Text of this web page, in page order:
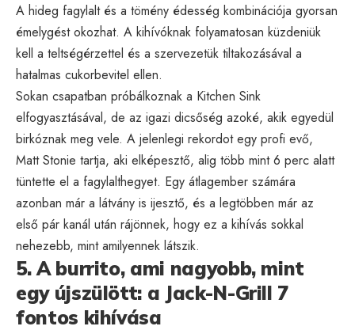
A hideg fagylalt és a tömény édesség kombinációja gyorsan
émelygést okozhat. A kihívóknak folyamatosan küzdeniük
kell a teltségérzettel és a szervezetük tiltakozásával a
hatalmas cukorbevitel ellen.
Sokan csapatban próbálkoznak a Kitchen Sink
elfogyasztásával, de az igazi dicsőség azoké, akik egyedül
birkóznak meg vele. A jelenlegi rekordot egy profi evő,
Matt Stonie tartja, aki elképesztő, alig több mint 6 perc alatt
tüntette el a fagylalthegyet. Egy átlagember számára
azonban már a látvány is ijesztő, és a legtöbben már az
első pár kanál után rájönnek, hogy ez a kihívás sokkal
nehezebb, mint amilyennek látszik.
5. A burrito, ami nagyobb, mint
egy újszülött: a Jack-N-Grill 7
fontos kihívása